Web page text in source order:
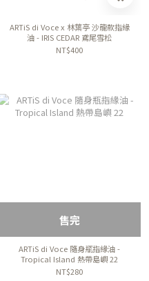
ARTiS di Voce x 林葉亭 沙龍款指緣
油 - IRIS CEDAR 鳶尾雪松
NT$400
售完
ARTiS di Voce 隨身瓶指緣油 -
Tropical Island 熱帶島嶼 22
NT$280